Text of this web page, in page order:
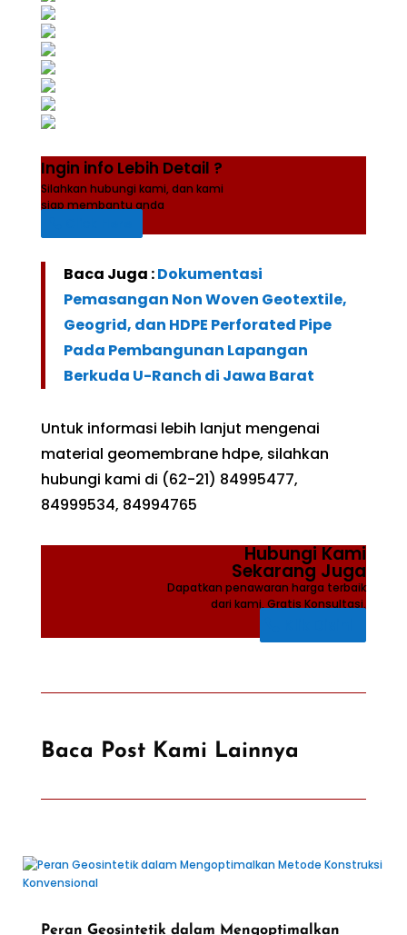
Ingin info Lebih Detail ?
Silahkan hubungi kami, dan kami
siap membantu anda
Baca Juga :Dokumentasi
Pemasangan Non Woven Geotextile,
Geogrid, dan HDPE Perforated Pipe
Pada Pembangunan Lapangan
Berkuda U-Ranch di Jawa Barat
Untuk informasi lebih lanjut mengenai
material geomembrane hdpe, silahkan
hubungi kami di (62-21) 84995477,
84999534, 84994765
Hubungi Kami
Sekarang Juga
Dapatkan penawaran harga terbaik
dari kami, Gratis Konsultasi.
Baca Post Kami Lainnya
Peran Geosintetik dalam Mengoptimalkan